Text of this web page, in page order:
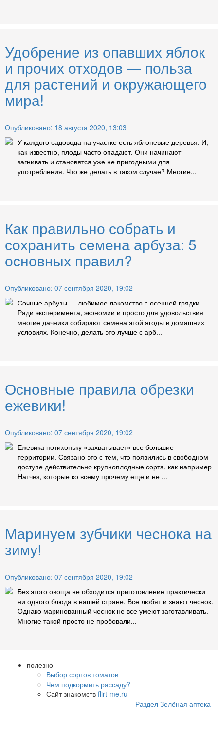
Удобрение из опавших яблок
и прочих отходов — польза
для растений и окружающего
мира!
Опубликовано: 18 августа 2020, 13:03
У каждого садовода на участке есть яблоневые деревья. И,
как известно, плоды часто опадают. Они начинают
загнивать и становятся уже не пригодными для
употребления. Что же делать в таком случае? Многие...
Как правильно собрать и
сохранить семена арбуза: 5
основных правил?
Опубликовано: 07 сентября 2020, 19:02
Сочные арбузы — любимое лакомство с осенней грядки.
Ради эксперимента, экономии и просто для удовольствия
многие дачники собирают семена этой ягоды в домашних
условиях. Конечно, делать это лучше с арб...
Основные правила обрезки
ежевики!
Опубликовано: 07 сентября 2020, 19:02
Ежевика потихоньку «захватывает» все большие
территории. Связано это с тем, что появились в свободном
доступе действительно крупноплодные сорта, как например
Натчез, которые ко всему прочему еще и не ...
Маринуем зубчики чеснока на
зиму!
Опубликовано: 07 сентября 2020, 19:02
Без этого овоща не обходится приготовление практически
ни одного блюда в нашей стране. Все любят и знают чеснок.
Однако маринованный чеснок не все умеют заготавливать.
Многие такой просто не пробовали...
полезно
Выбор сортов томатов
Чем подкормить рассаду?
Сайт знакомств flirt-me.ru
Раздел Зелёная аптека